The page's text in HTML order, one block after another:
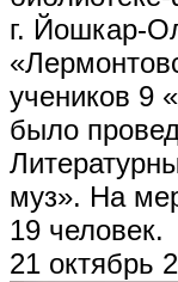
г. Йошкар-
учеников
было
муз». На
19 человек.
21 октябрь